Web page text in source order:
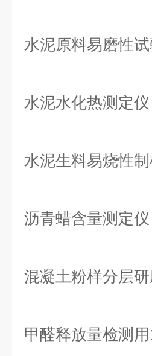
水泥原料易磨性
水泥水化热测定仪
水泥生料易烧性
沥青蜡含量测定仪
混凝土粉样分层
甲醛释放量检测